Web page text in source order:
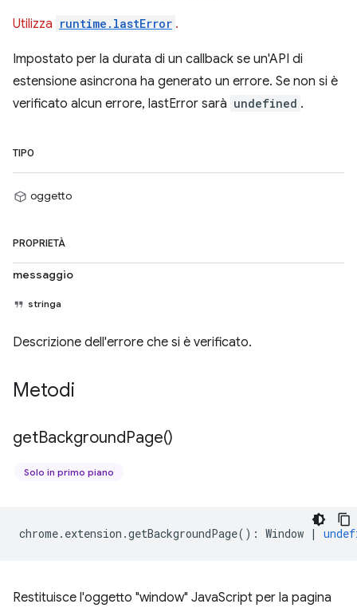
Utilizza runtime.lastError .
Impostato per la durata di un callback se un'API di
estensione asincrona ha generato un errore. Se non si è
verificato alcun errore, lastError sarà undefined .
TIPO
oggetto
PROPRIETÀ
messaggio
stringa
Descrizione dell'errore che si è verificato.
Metodi
getBackgroundPage()
Solo in primo piano
chrome. extension .getBackgroundPage() : Window |
Restituisce l'oggetto "window" JavaScript per la pagina